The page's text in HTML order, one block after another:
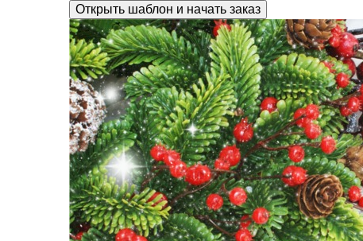
Открыть шаблон и начать заказ